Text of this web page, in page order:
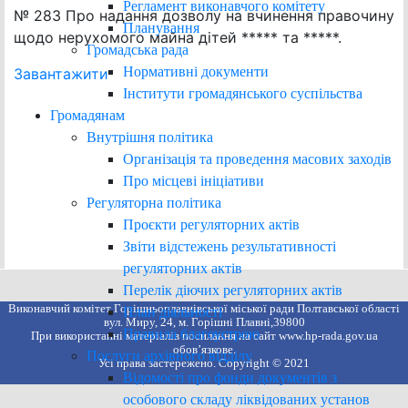
Регламент виконавчого комітету
Планування
Громадська рада
Нормативні документи
Інститути громадянського суспільства
Громадянам
Внутрішня політика
Організація та проведення масових заходів
Про місцеві ініціативи
Регуляторна політика
Проєкти регуляторних актів
Звіти відстежень результативності
регуляторних актів
Перелік діючих регуляторних актів
План діяльності
Правила благоустрою
Послуги архівного відділу
Відомості про фонди документів з
особового складу ліквідованих установ
№ 283 Про надання дозволу на вчинення правочину
щодо нерухомого майна дітей ***** та *****.
Завантажити
Виконавчий комітет Горішньоплавнівської міської ради Полтавської області
вул. Миру, 24, м. Горішні Плавні,39800
При використанні матеріалів посилання на сайт www.hp-rada.gov.ua
обов’язкове.
Усі права застережено. Copyright © 2021